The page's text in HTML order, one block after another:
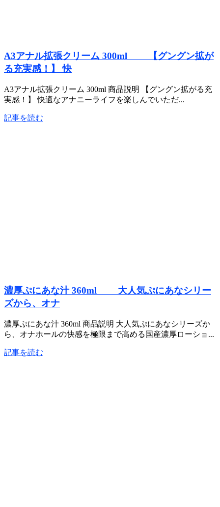
A3アナル拡張クリーム 300ml 【グングン拡が
る充実感！】 快
A3アナル拡張クリーム 300ml 商品説明 【グングン拡がる充
実感！】 快適なアナニーライフを楽しんでいただ...
記事を読む
濃厚ぷにあな汁 360ml 大人気ぷにあなシリー
ズから、オナ
濃厚ぷにあな汁 360ml 商品説明 大人気ぷにあなシリーズか
ら、オナホールの快感を極限まで高める国産濃厚ローショ...
記事を読む